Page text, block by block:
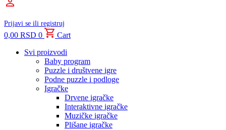
Prijavi se ili registruj
0,00 RSD 0
Cart
Svi proizvodi
Baby program
Puzzle i društvene igre
Podne puzzle i podloge
Igračke
Drvene igračke
Interaktivne igračke
Muzičke igračke
Plišane igračke